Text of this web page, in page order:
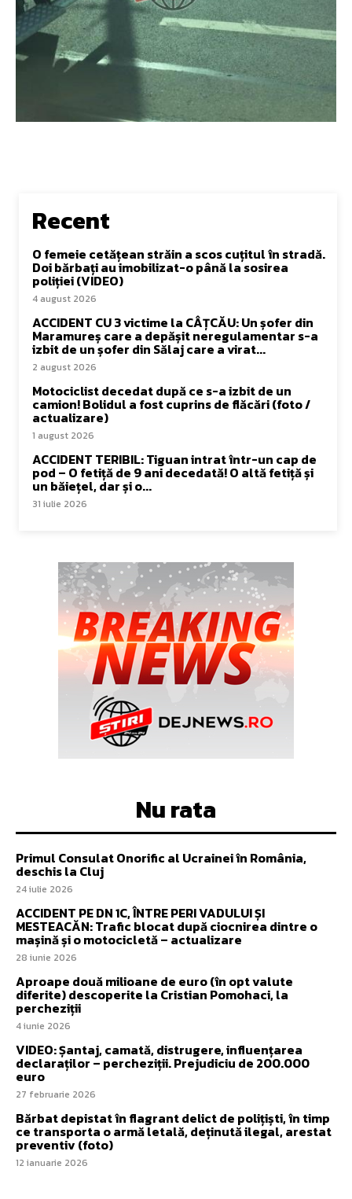
Recent
O femeie cetățean străin a scos cuțitul în stradă.
Doi bărbați au imobilizat-o până la sosirea
poliției (VIDEO)
4 august 2026
ACCIDENT CU 3 victime la CÂȚCĂU: Un șofer din
Maramureș care a depășit neregulamentar s-a
izbit de un șofer din Sălaj care a virat...
2 august 2026
Motociclist decedat după ce s-a izbit de un
camion! Bolidul a fost cuprins de flăcări (foto /
actualizare)
1 august 2026
ACCIDENT TERIBIL: Tiguan intrat într-un cap de
pod – O fetiță de 9 ani decedată! O altă fetiță și
un băiețel, dar și o...
31 iulie 2026
Nu rata
Primul Consulat Onorific al Ucrainei în România,
deschis la Cluj
24 iulie 2026
ACCIDENT PE DN 1C, ÎNTRE PERI VADULUI ȘI
MESTEACĂN: Trafic blocat după ciocnirea dintre o
mașină și o motocicletă – actualizare
28 iunie 2026
Aproape două milioane de euro (în opt valute
diferite) descoperite la Cristian Pomohaci, la
percheziții
4 iunie 2026
VIDEO: Șantaj, camată, distrugere, influențarea
declaraților – percheziții. Prejudiciu de 200.000
euro
27 februarie 2026
Bărbat depistat în flagrant delict de polițiști, în timp
ce transporta o armă letală, deținută ilegal, arestat
preventiv (foto)
12 ianuarie 2026